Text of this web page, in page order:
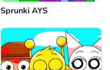
Sprunki AYS